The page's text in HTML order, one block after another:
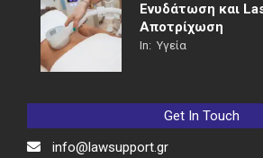
Ενυδάτωση και
Αποτρίχωση
In: Υγεία
Get In Touch
info@lawsupport.gr